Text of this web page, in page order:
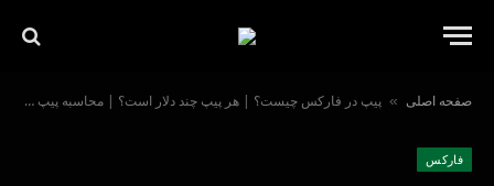
صفحه اصلی » پیپ در فارکس چیست؟ | هر پیپ چند دلار است؟ | محاسبه پیپ و پیپت
فاركس